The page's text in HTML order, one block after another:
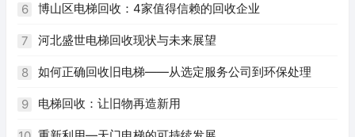
6 博山区电梯回收：4家值得信赖的回收企业
7 河北盛世电梯回收现状与未来展望
8 如何正确回收旧电梯——从选定服务公司到环保处理
9 电梯回收：让旧物再造新用